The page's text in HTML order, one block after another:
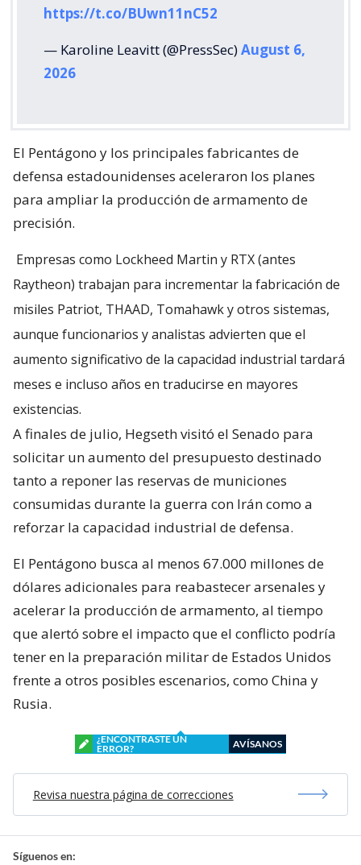
https://t.co/BUwn11nC52
— Karoline Leavitt (@PressSec)August 6,
2026
El Pentágono y los principales fabricantes de
defensa estadounidenses aceleraron los planes
para ampliar la producción de armamento de
precisión.
Empresas como Lockheed Martin y RTX (antes
Raytheon) trabajan para incrementar la fabricación de
misiles Patriot, THAAD, Tomahawk y otros sistemas,
aunque funcionarios y analistas advierten que el
aumento significativo de la capacidad industrial tardará
meses e incluso años en traducirse en mayores
existencias.
A finales de julio, Hegseth visitó el Senado para
solicitar un aumento del presupuesto destinado
tanto a reponer las reservas de municiones
consumidas durante la guerra con Irán como a
reforzar la capacidad industrial de defensa.
El Pentágono busca al menos 67.000 millones de
dólares adicionales para reabastecer arsenales y
acelerar la producción de armamento, al tiempo
que alertó sobre el impacto que el conflicto podría
tener en la preparación militar de Estados Unidos
frente a otros posibles escenarios, como China y
Rusia.
¿ENCONTRASTE UN
ERROR?
AVÍSANOS
Revisa nuestra página de correcciones
Síguenos en: